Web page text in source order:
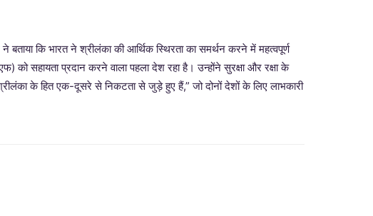
कि भारत ने श्रीलंका की आर्थिक स्थिरता का समर्थन करने में महत्वपूर्ण
को सहायता प्रदान करने वाला पहला देश रहा है। उन्होंने सुरक्षा और रक्षा के
के हित एक-दूसरे से निकटता से जुड़े हुए हैं,” जो दोनों देशों के लिए लाभकारी